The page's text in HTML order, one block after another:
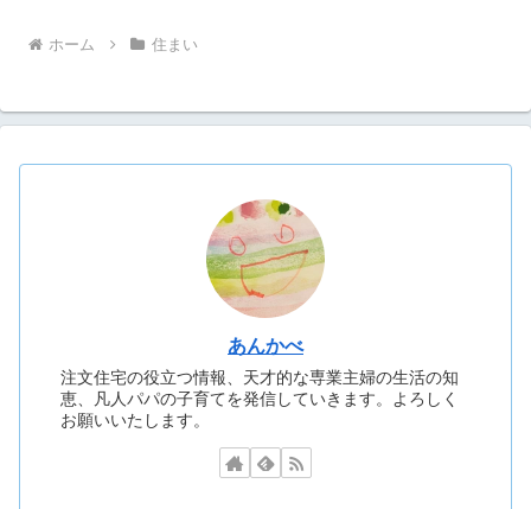
ホーム 住まい
あんかべ
注文住宅の役立つ情報、天才的な専業主婦の生活の知
恵、凡人パパの子育てを発信していきます。よろしく
お願いいたします。